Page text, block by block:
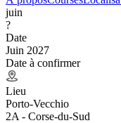
juin
?
Date
Juin 2027
Date à confirmer
Lieu
Porto-Vecchio
2A - Corse-du-Sud